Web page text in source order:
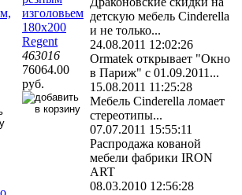
изголовьем
180х200
Regent
463016
76064.00
руб.
детскую мебель Cinderella
и не только...
24.08.2011 12:02:26
Ormatek открывает "Окно
в Париж" с 01.09.2011...
15.08.2011 11:25:28
Мебель Cinderella ломает
стереотипы...
07.07.2011 15:55:11
Распродажа кованой
мебели фабрики IRON
ART
08.03.2010 12:56:28